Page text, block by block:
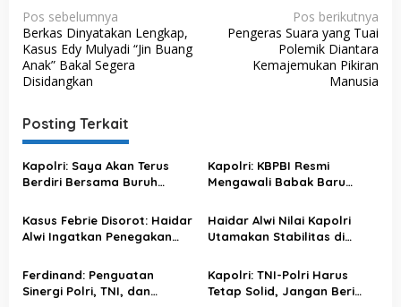
N
a
v
i
g
a
s
i
p
o
s
Pos sebelumnya
Berkas Dinyatakan Lengkap,
Kasus Edy Mulyadi “Jin Buang
Anak” Bakal Segera
Disidangkan
Pos berikutnya
Pengeras Suara yang Tuai
Polemik Diantara
Kemajemukan Pikiran
Manusia
Posting Terkait
Kapolri: Saya Akan Terus
Berdiri Bersama Buruh
Kapolri: KBPBI Resmi
Mengawali Babak Baru
Kasus Febrie Disorot: Haidar
Alwi Ingatkan Penegakan
pada Restu Politik
Haidar Alwi Nilai Kapolri
Utamakan Stabilitas di
Sensitif
Ferdinand: Penguatan
Sinergi Polri, TNI, dan
Kapolri: TNI-Polri Harus
Tetap Solid, Jangan Beri